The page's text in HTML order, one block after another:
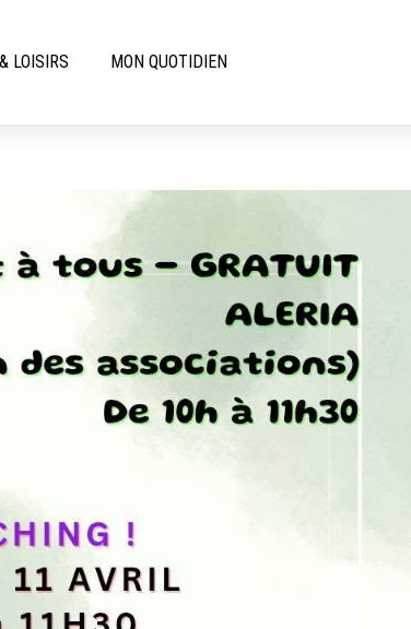
LOISIRS MON QUOTIDIEN